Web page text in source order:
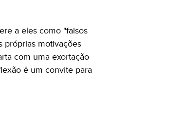
a eles como "falsos
próprias motivações
com uma exortação
é um convite para